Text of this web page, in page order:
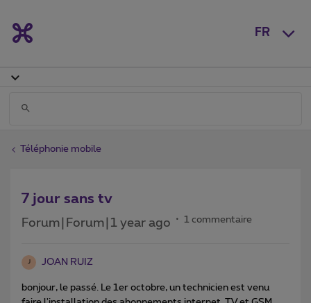
FR
Téléphonie mobile
7 jour sans tv
Forum|Forum|1 year ago 1 commentaire
J JOAN RUIZ
bonjour, le passé. Le 1er octobre, un technicien est venu